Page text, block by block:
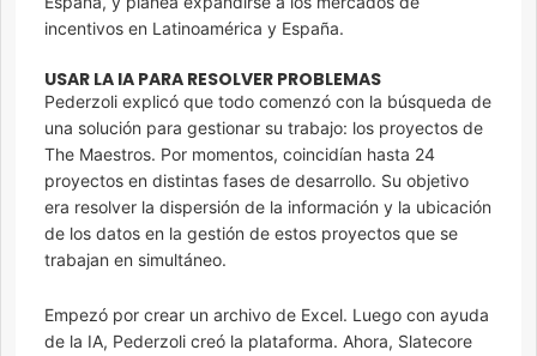
incentivos en Latinoamérica y España.
USAR LA IA PARA RESOLVER PROBLEMAS
Pederzoli explicó que todo comenzó con la búsqueda de
una solución para gestionar su trabajo: los proyectos de
The Maestros. Por momentos, coincidían hasta 24
proyectos en distintas fases de desarrollo. Su objetivo
era resolver la dispersión de la información y la ubicación
de los datos en la gestión de estos proyectos que se
trabajan en simultáneo.
Empezó por crear un archivo de Excel. Luego con ayuda
de la IA, Pederzoli creó la plataforma. Ahora, Slatecore